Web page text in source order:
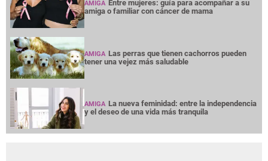
AMIGA Entre mujeres: guía para acompañar a su
amiga o familiar con cáncer de mama
AMIGA Las perras que tienen cachorros pueden
tener una vejez más saludable
AMIGA La nueva feminidad: entre la independencia
y el deseo de una vida más tranquila